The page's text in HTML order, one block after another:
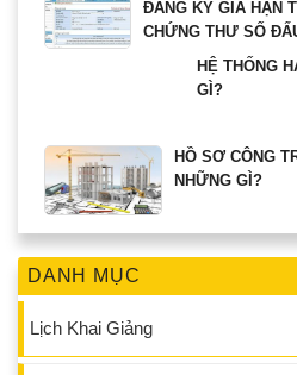
DANH MỤC
Lịch Khai Giảng
ĐĂNG KÝ GIA HẠN
CHỨNG THƯ SỐ
HỆ THỐNG
GÌ?
HỒ SƠ CÔNG
NHỮNG GÌ?